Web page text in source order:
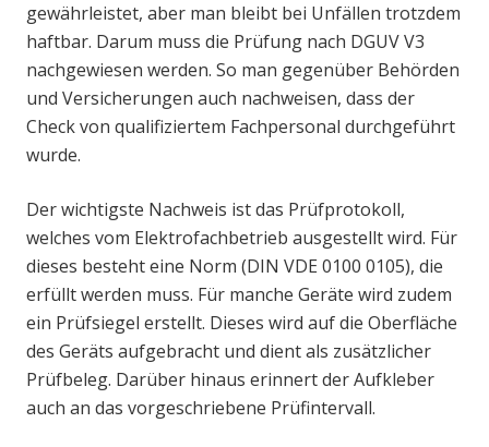
gewährleistet, aber man bleibt bei Unfällen trotzdem
haftbar. Darum muss die Prüfung nach DGUV V3
nachgewiesen werden. So man gegenüber Behörden
und Versicherungen auch nachweisen, dass der
Check von qualifiziertem Fachpersonal durchgeführt
wurde.
Der wichtigste Nachweis ist das Prüfprotokoll,
welches vom Elektrofachbetrieb ausgestellt wird. Für
dieses besteht eine Norm (DIN VDE 0100 0105), die
erfüllt werden muss. Für manche Geräte wird zudem
ein Prüfsiegel erstellt. Dieses wird auf die Oberfläche
des Geräts aufgebracht und dient als zusätzlicher
Prüfbeleg. Darüber hinaus erinnert der Aufkleber
auch an das vorgeschriebene Prüfintervall.